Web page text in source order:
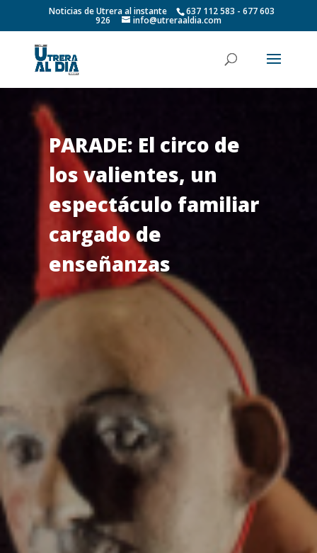
Noticias de Utrera al instante 637 112 583 - 677 603
926 info@utreraaldia.com
PARADE: El circo de
los valientes, un
espectáculo familiar
cargado de
enseñanzas